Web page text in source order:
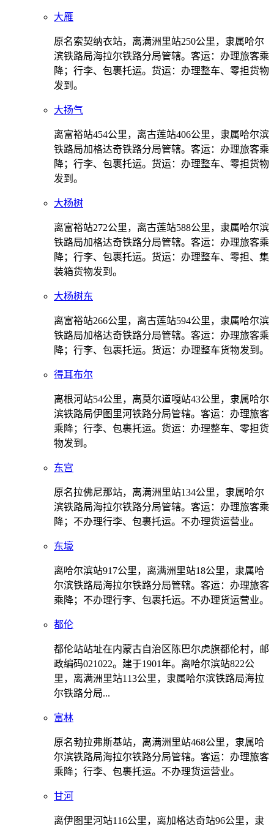
大雁
原名索契纳衣站，离满洲里站250公里，隶属哈尔
滨铁路局海拉尔铁路分局管辖。客运：办理旅客乘
降；行李、包裹托运。货运：办理整车、零担货物
发到。
大扬气
离富裕站454公里，离古莲站406公里，隶属哈尔滨
铁路局加格达奇铁路分局管辖。客运：办理旅客乘
降；行李、包裹托运。货运：办理整车、零担货物
发到。
大杨树
离富裕站272公里，离古莲站588公里，隶属哈尔滨
铁路局加格达奇铁路分局管辖。客运：办理旅客乘
降；行李、包裹托运。货运：办理整车、零担、集
装箱货物发到。
大杨树东
离富裕站266公里，离古莲站594公里，隶属哈尔滨
铁路局加格达奇铁路分局管辖。客运：办理旅客乘
降；行李、包裹托运。货运：办理整车货物发到。
得耳布尔
离根河站54公里，离莫尔道嘎站43公里，隶属哈尔
滨铁路局伊图里河铁路分局管辖。客运：办理旅客
乘降；行李、包裹托运。货运：办理整车、零担货
物发到。
东宫
原名拉佛尼那站，离满洲里站134公里，隶属哈尔
滨铁路局海拉尔铁路分局管辖。客运：办理旅客乘
降；不办理行李、包裹托运。不办理货运营业。
东壕
离哈尔滨站917公里，离满洲里站18公里，隶属哈
尔滨铁路局海拉尔铁路分局管辖。客运：办理旅客
乘降；不办理行李、包裹托运。不办理货运营业。
都伦
都伦站站址在内蒙古自治区陈巴尔虎旗都伦村，邮
政编码021022。建于1901年。离哈尔滨站822公
里，离满洲里站113公里，隶属哈尔滨铁路局海拉
尔铁路分局...
富林
原名勃拉弗斯基站，离满洲里站468公里，隶属哈
尔滨铁路局海拉尔铁路分局管辖。客运：办理旅客
乘降；行李、包裹托运。不办理货运营业。
甘河
离伊图里河站116公里，离加格达奇站96公里，隶